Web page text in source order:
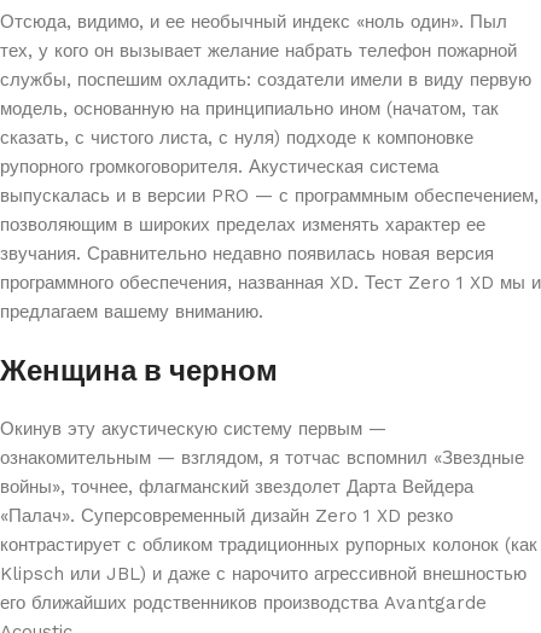
Отсюда, видимо, и ее необычный индекс «ноль один». Пыл
тех, у кого он вызывает желание набрать телефон пожарной
службы, поспешим охладить: создатели имели в виду первую
модель, основанную на принципиально ином (начатом, так
сказать, с чистого листа, с нуля) подходе к компоновке
рупорного громкоговорителя. Акустическая система
выпускалась и в версии PRO — с программным обеспечением,
позволяющим в широких пределах изменять характер ее
звучания. Сравнительно недавно появилась новая версия
программного обеспечения, названная XD. Тест Zero 1 XD мы и
предлагаем вашему вниманию.
Женщина в черном
Окинув эту акустическую систему первым —
ознакомительным — взглядом, я тотчас вспомнил «Звездные
войны», точнее, флагманский звездолет Дарта Вейдера
«Палач». Суперсовременный дизайн Zero 1 XD резко
контрастирует с обликом традиционных рупорных колонок (как
Klipsch или JBL) и даже с нарочито агрессивной внешностью
его ближайших родственников производства Avantgarde